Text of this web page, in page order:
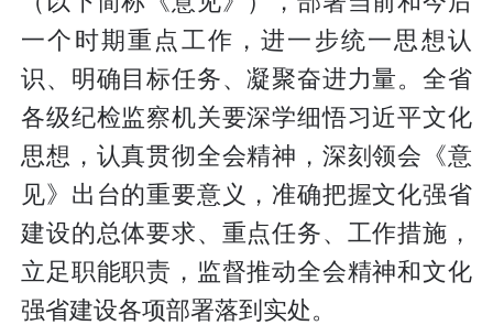
一个时期重点工作，进一步统一思想认
识、明确目标任务、凝聚奋进力量。全省
各级纪检监察机关要深学细悟习近平文化
思想，认真贯彻全会精神，深刻领会《意
见》出台的重要意义，准确把握文化强省
建设的总体要求、重点任务、工作措施，
立足职能职责，监督推动全会精神和文化
强省建设各项部署落到实处。